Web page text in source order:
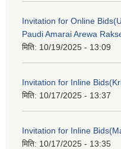
Invitation for Online
Paudi Amarai Arewa
मिति: 10/19/2025 - 13:09
Invitation for Inline
मिति: 10/17/2025 - 13:37
Invitation for Inline
मिति: 10/17/2025 - 13:35